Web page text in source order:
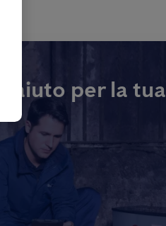
aiuto per la tua